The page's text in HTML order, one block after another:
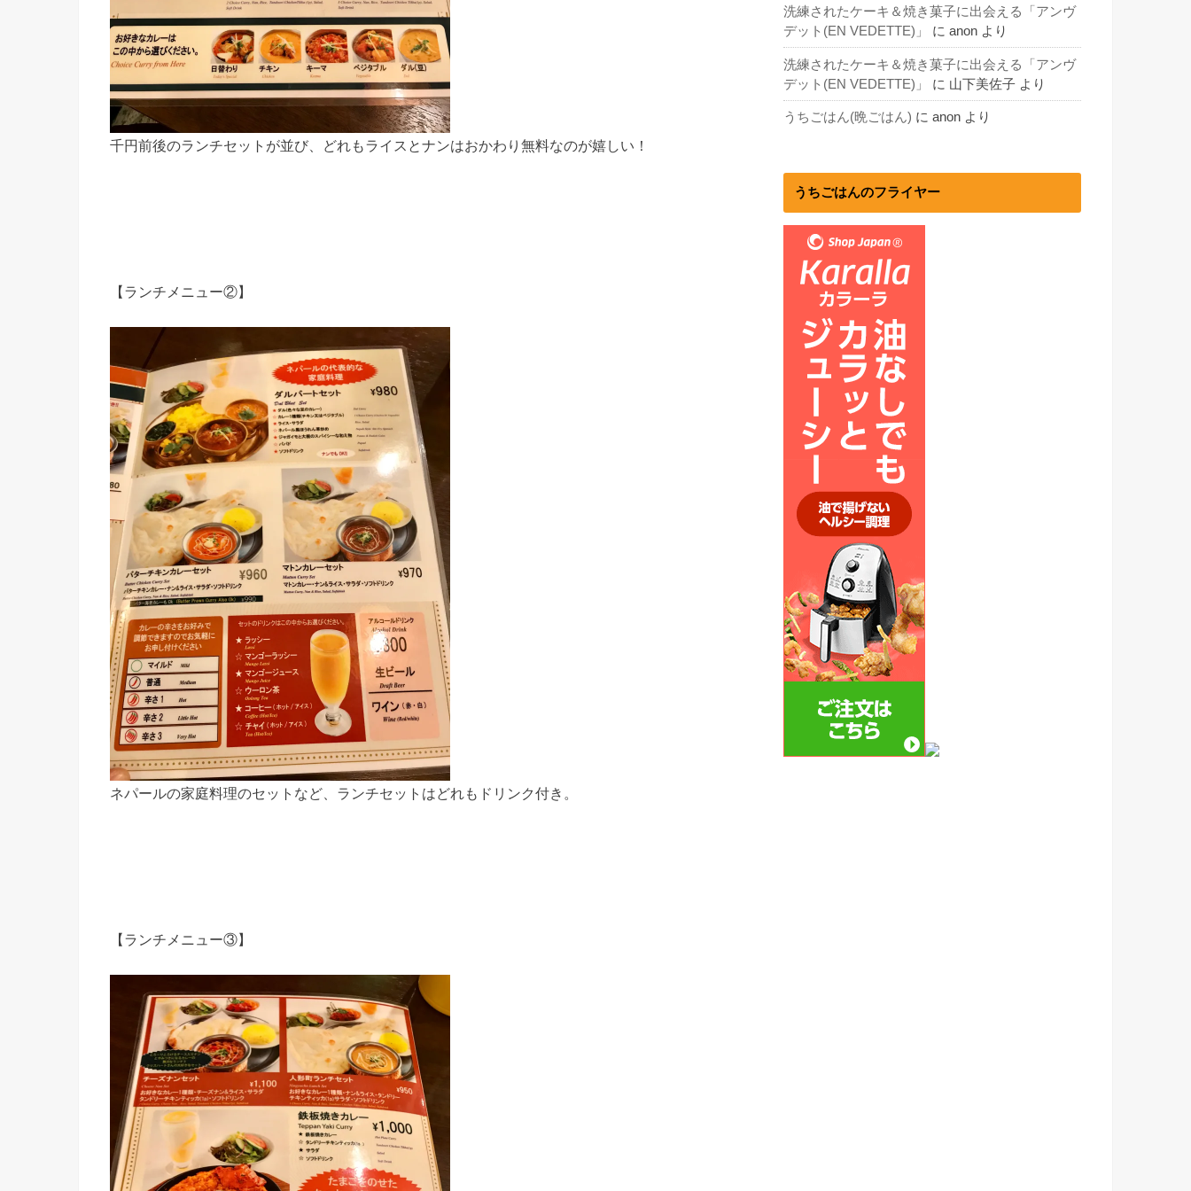
千円前後のランチセットが並び、どれもライスとナンはおかわり無料なのが嬉しい！
【ランチメニュー②】
ネパールの家庭料理のセットなど、ランチセットはどれもドリンク付き。
【ランチメニュー③】
洗練されたケーキ＆焼き菓子に出会える「アンヴ
デット(EN VEDETTE)」
に anon より
洗練されたケーキ＆焼き菓子に出会える「アンヴ
デット(EN VEDETTE)」
に 山下美佐子 より
うちごはん(晩ごはん) に anon より
うちごはんのフライヤー